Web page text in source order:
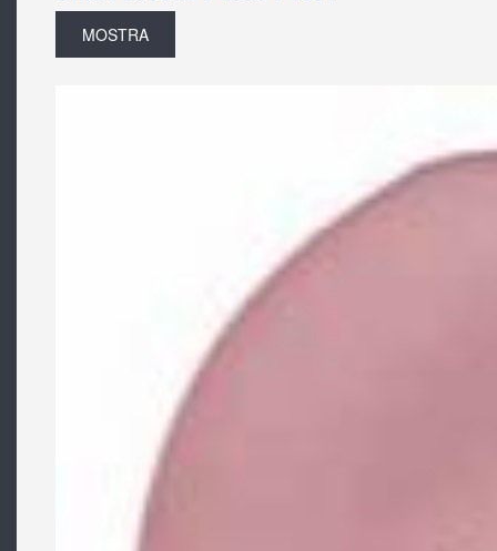
MOSTRA